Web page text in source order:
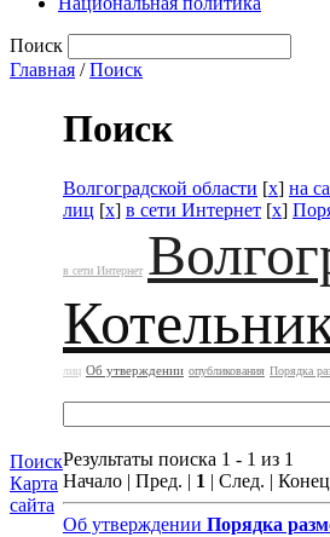
Поиск
Главная /Поиск
Поиск
Карта
сайта
Поиск
Волгоградской области [x] на
лиц [x] в сети Интернет [x]
в сети Интернет
лиц Об утверждении опубликования Порядка
Результаты поиска 1 - 1 из 1
Начало | Пред. | 1 | След. | Конец
Об утверждении Порядка